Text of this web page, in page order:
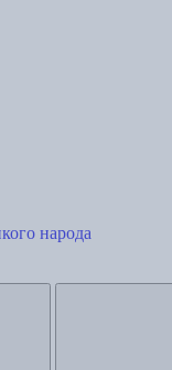
народа